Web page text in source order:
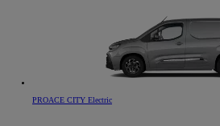
PROACE CITY Electric